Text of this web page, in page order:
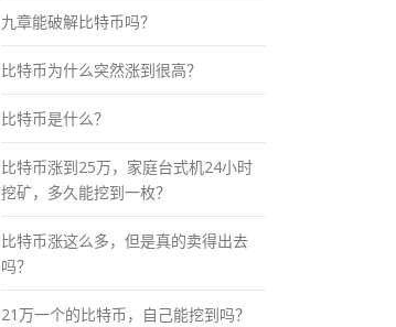
九章能破解比特币吗？
比特币为什么突然涨到很高？
比特币是什么？
比特币涨到25万，家庭台式机24小时
挖矿，多久能挖到一枚？
比特币涨这么多，但是真的卖得出去
吗？
21万一个的比特币，自己能挖到吗？